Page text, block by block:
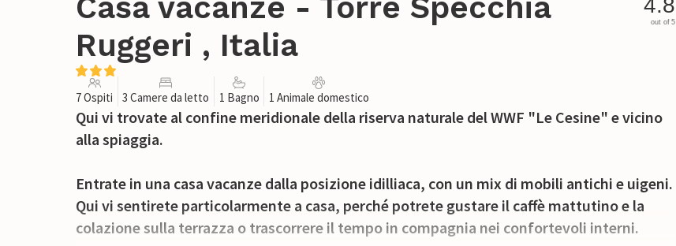
Casa vacanze - Torre Specchia
Ruggeri , Italia
4.8
out of 5
7 Ospiti 3 Camere da letto 1 Bagno 1 Animale domestico
Qui vi trovate al confine meridionale della riserva naturale del WWF "Le Cesine" e vicino
alla spiaggia.
Entrate in una casa vacanze dalla posizione idilliaca, con un mix di mobili antichi e uigeni.
Qui vi sentirete particolarmente a casa, perché potrete gustare il caffè mattutino e la
colazione sulla terrazza o trascorrere il tempo in compagnia nei confortevoli interni.